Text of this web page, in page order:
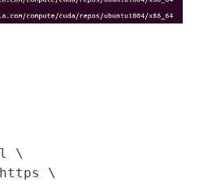
\
https
\